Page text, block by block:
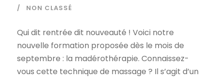
NON CLASSÉ
Qui dit rentrée dit nouveauté ! Voici notre
nouvelle formation proposée dès le mois de
septembre : la madérothérapie. Connaissez-
vous cette technique de massage ? Il s’agit d’un